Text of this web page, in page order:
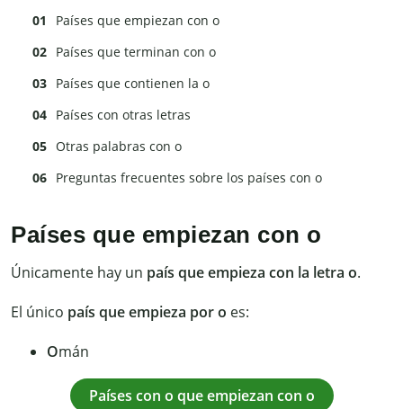
Países que empiezan con o
Países que terminan con o
Países que contienen la o
Países con otras letras
Otras palabras con o
Preguntas frecuentes sobre los países con o
Países que empiezan con o
Únicamente hay un país que empieza con la letra o.
El único país que empieza por o es:
Omán
Países con o que empiezan con o